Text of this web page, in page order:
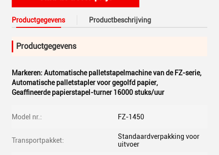
Productgegevens Productbeschrijving
Productgegevens
Markeren: Automatische palletstapelmachine van de FZ-serie,
Automatische palletstapler voor gegolfd papier,
Geaffineerde papierstapel-turner 16000 stuks/uur
Model nr.: FZ-1450
Transportpakket:
Standaardverpakking voor
uitvoer